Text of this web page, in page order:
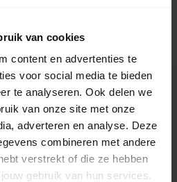
van cookies
content en advertenties te
voor social media te bieden
te analyseren. Ook delen we
van onze site met onze
adverteren en analyse. Deze
combineren met andere
verstrekt of die ze hebben
gebruik van hun services.
voor je klaar!